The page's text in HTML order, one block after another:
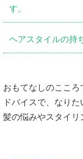
す。
ヘアスタイルの持
おもてなしのここ
ドバイスで、なりた
髪の悩みやスタイリ